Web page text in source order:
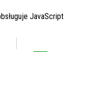
JavaScript